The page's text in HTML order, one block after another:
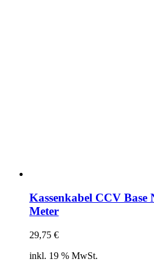
Kassenkabel CCV Base
Meter
29,75 €
inkl. 19 % MwSt.